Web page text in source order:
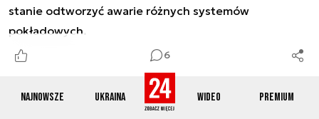
Najnowsze Ukraina Wideo Premium
6
stanie odtworzyć awarie różnych systemów
pokładowych.